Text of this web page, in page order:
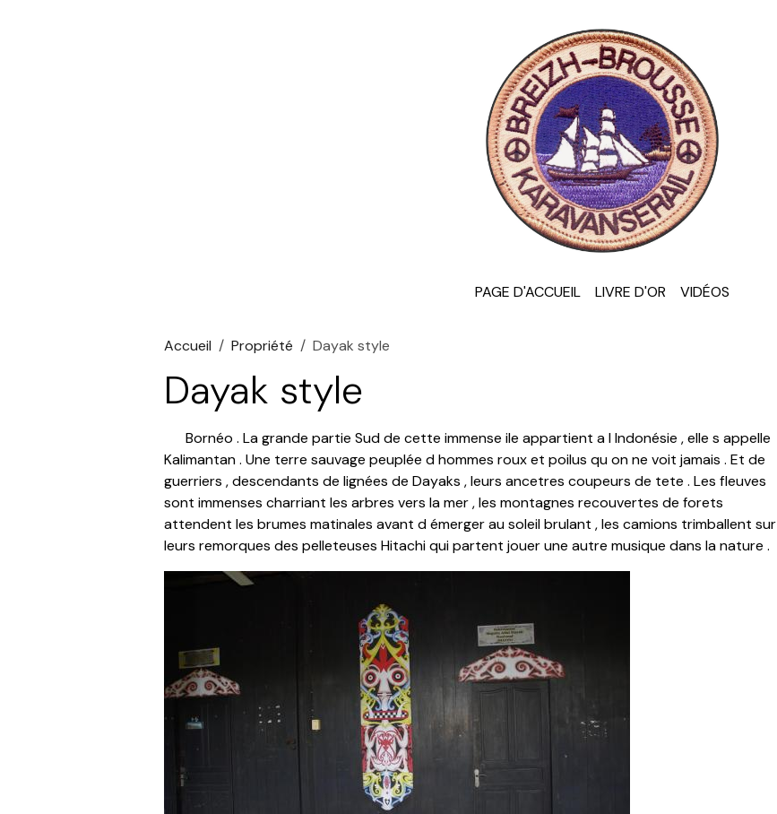
PAGE D'ACCUEIL LIVRE D'OR VIDÉOS
Accueil Propriété Dayak style
Dayak style
Bornéo . La grande partie Sud de cette immense ile appartient a l Indonésie , elle s appelle
Kalimantan . Une terre sauvage peuplée d hommes roux et poilus qu on ne voit jamais . Et de
guerriers , descendants de lignées de Dayaks , leurs ancetres coupeurs de tete . Les fleuves
sont immenses charriant les arbres vers la mer , les montagnes recouvertes de forets
attendent les brumes matinales avant d émerger au soleil brulant , les camions trimballent sur
leurs remorques des pelleteuses Hitachi qui partent jouer une autre musique dans la nature .